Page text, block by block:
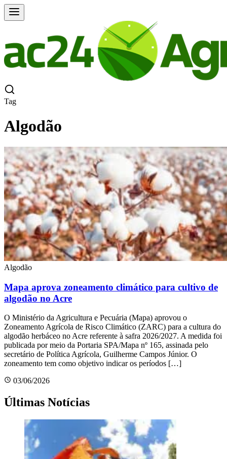
Tag
Algodão
Algodão
Mapa aprova zoneamento climático para cultivo de
algodão no Acre
O Ministério da Agricultura e Pecuária (Mapa) aprovou o
Zoneamento Agrícola de Risco Climático (ZARC) para a cultura do
algodão herbáceo no Acre referente à safra 2026/2027. A medida foi
publicada por meio da Portaria SPA/Mapa nº 165, assinada pelo
secretário de Política Agrícola, Guilherme Campos Júnior. O
zoneamento tem como objetivo indicar os períodos […]
03/06/2026
Últimas Notícias